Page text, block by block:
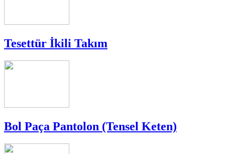
Tesettür İkili Takım
Bol Paça Pantolon (Tensel Keten)